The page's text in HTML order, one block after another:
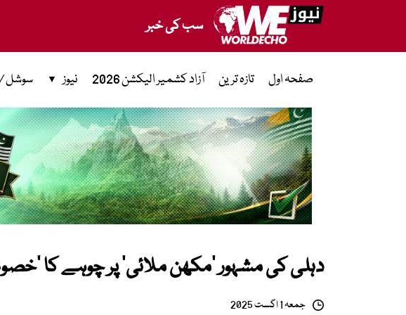
سب کی خبر
صفحہ اول تازہ ترین آزاد کشمیر الیکشن 2026 نیوز سوشل
دہلی کی مشہور ’مکھن ملائی‘ پر چوہے کا
جمعہ 1 اگست 2025